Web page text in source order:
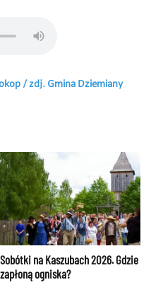
/zdj. Gmina Dziemiany
Sobótki na Kaszubach 2026. Gdzie
zapłoną ogniska?